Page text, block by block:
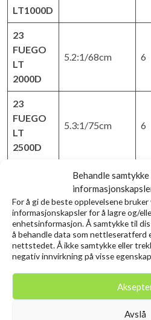
Behandle
For å gi de beste opplevelsene
informasjonskapsler for å lagre og/
enhetsinformasjon. Å samtykke til
å behandle data som nettleseratferd
nettstedet. Å ikke samtykke eller
negativ innvirkning på visse
Avslå
LT1000D
23
FUEGO
LT
2000D
5.2:1/68cm 6
23
FUEGO
LT
2500D
5.3:1/75cm 6
LT 2500-
XH
6.2:1/87cm 6
23
FUEGO
5.3:1/80cm 6